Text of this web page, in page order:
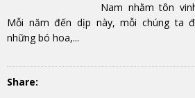
Nam nhằm tôn
Mỗi năm đến dịp này, mỗi chúng ta
những bó hoa,...
Share: